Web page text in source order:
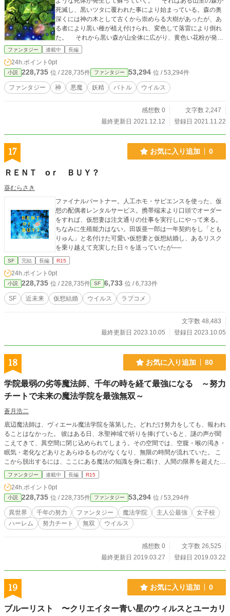
死滅し、黒いツタに覆われた事により始まっている。森の奥
深くには神の木として古くから崇めらる大樹があったが、あ
る者により黒い種が植え付けられ、変色して落雷により倒れ
た。 それから黒い森が山全体に広がり、黄色い花粉が発生
したと思われる。自然界の人間に対する復讐なのか？それと
と呼ばれる森のクスノキから発生した白い花粉で、神の種と
呼ばれる木霊の恩恵を受けた五人の子供に妖精の力が与えら
れた事を知る。 婆さまの婿養子は植物学者であり、ある学
者がこの異常事態に関係していると気付き、元警察官と解明
も、妖精の力を持つ子どもたちと一緒に田舎から都会にある
研究所へ向かう。
ファンタジー 連載中 長編
24h.ポイント 0pt
小説 228,735 位 / 228,735件 ファンタジー 53,294 位 / 53,294件
ファンタジー 神 悪魔 妖精 バトル ウイルス
感想数 0
文字数 2,247
最終更新日 2021.12.12
登録日 2021.11.22
17 お気に入り追加 0
ＲＥＮＴ оｒ ＢＵＹ？
葵むらさき
ファイナルパートナー。人工ホモ・サピエンスを使った、仮
想の配偶者レンタルサービス。携帯端末より口頭でオーダー
をすれば、仮想妻は注文通りの仕事を実行しにやって来る。
ちなみに生殖能力はない。田坂亜一郎は一年契約をし「とも
りゅん」と名付けた可愛い仮想妻と仮想結婚し、あるリスク
を乗り越えて充実した日々を送っていたが──
SF 完結 長編 R15
24h.ポイント 0pt
小説 228,735 位 / 228,735件 SF 6,733 位 / 6,733件
SF 近未来 仮想結婚 ウイルス ラブコメ
文字数 48,483
最終更新日 2023.10.05
登録日 2023.10.05
18 お気に入り追加 80
学院最弱の劣等魔法師、千年の時を経て最強になる ～努力
チートで未来の魔法学院を最強無双～
蒼月浩二
底辺魔法師は、ヴィエール魔法学院を落第した。どれだけ努力をしても、報われ
ることはなかった。 彼はある日、氷聖神域で祈りを捧げていると、謎の声が聞
こえてきて、異空間に閉じ込められてしまう。その空間では、空腹・喉の渇き・
眠気・老化などありとあらゆるものがなくなり、無限の時間が流れていた。 こ
こから脱出するには、ここにある魔法の知識を身に着け、人間の限界を超えた真
の努力をすること。 彼は千年の努力を重ね、ついに無限の時を切り裂き、脱出
した。 外の世界は千年の月日が流れていて、学院も大きく姿を変えていた。今
度こそ卒業してやると意気込む彼だが、千年の間に男性が魔法を使えなくなるウ
イルスが蔓延し、ヴィエール魔法学院は女子校と化していて……。
ファンタジー 連載中 長編 R15
24h.ポイント 0pt
小説 228,735 位 / 228,735件 ファンタジー 53,294 位 / 53,294件
異世界 千年の努力 ファンタジー 魔法学院 主人公最強
女子校
ハーレム
努力チート 無双 ウイルス
感想数 0
文字数 26,525
最終更新日 2019.03.27
登録日 2019.03.22
19 お気に入り追加 0
ブルーリスト 〜クリエイター青い星のウィルスとユーカリ